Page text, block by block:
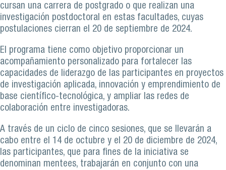
cursan una carrera de postgrado o que realizan una
investigación postdoctoral en estas facultades, cuyas
postulaciones cierran el 20 de septiembre de 2024.
El programa tiene como objetivo proporcionar un
acompañamiento personalizado para fortalecer las
capacidades de liderazgo de las participantes en proyectos
de investigación aplicada, innovación y emprendimiento de
base científico-tecnológica, y ampliar las redes de
colaboración entre investigadoras.
A través de un ciclo de cinco sesiones, que se llevarán a
cabo entre el 14 de octubre y el 20 de diciembre de 2024,
las participantes, que para fines de la iniciativa se
denominan mentees, trabajarán en conjunto con una